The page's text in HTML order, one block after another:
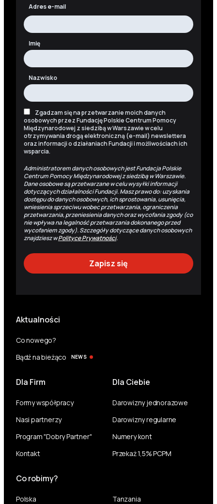
Adres e-mail
Imię
Nazwisko
Zgadzam się na przetwarzanie moich danych
osobowych przez Fundację Polskie Centrum Pomocy
Międzynarodowej z siedzibą w Warszawie w celu
otrzymywania drogą elektroniczną (e-mail) newslettera
oraz informacji o działaniach Fundacji i możliwościach ich
wsparcia.
Administratorem danych osobowych jest Fundacja Polskie
Centrum Pomocy Międzynarodowej z siedzibą w Warszawie.
Dane osobowe są przetwarzane w celu wysyłki informacji
dotyczących działalności Fundacji. Masz prawo do: uzyskania
dostępu do danych osobowych, ich sprostowania, usunięcia,
wniesienia sprzeciwu wobec przetwarzania, ograniczenia
przetwarzania, przeniesienia danych oraz wycofania zgody (co
nie wpływa na legalność przetwarzania dokonanego przed
wycofaniem zgody). Szczegóły dotyczące danych osobowych
znajdziesz wPolityce Prywatności.
Aktualności
Co nowego?
Bądź na bieżąco
NEWS
Dla Firm
Formy współpracy
Nasi partnerzy
Program "Dobry Partner"
Kontakt
Dla Ciebie
Darowizny jednorazowe
Darowizny regularne
Numery kont
Przekaż 1,5% PCPM
Co robimy?
Polska
Tanzania